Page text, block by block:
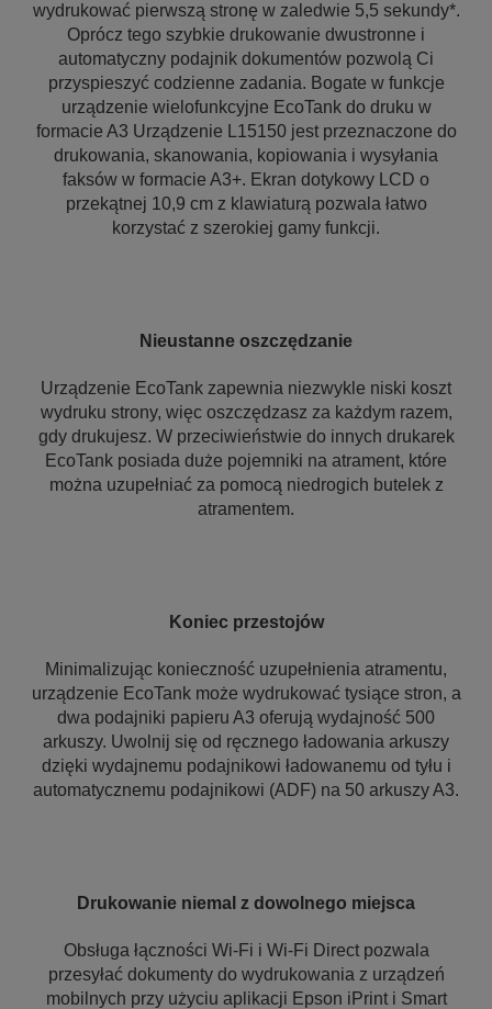
wydrukować pierwszą stronę w zaledwie 5,5 sekundy*.
Oprócz tego szybkie drukowanie dwustronne i
automatyczny podajnik dokumentów pozwolą Ci
przyspieszyć codzienne zadania. Bogate w funkcje
urządzenie wielofunkcyjne EcoTank do druku w
formacie A3 Urządzenie L15150 jest przeznaczone do
drukowania, skanowania, kopiowania i wysyłania
faksów w formacie A3+. Ekran dotykowy LCD o
przekątnej 10,9 cm z klawiaturą pozwala łatwo
korzystać z szerokiej gamy funkcji.
Nieustanne oszczędzanie
Urządzenie EcoTank zapewnia niezwykle niski koszt
wydruku strony, więc oszczędzasz za każdym razem,
gdy drukujesz. W przeciwieństwie do innych drukarek
EcoTank posiada duże pojemniki na atrament, które
można uzupełniać za pomocą niedrogich butelek z
atramentem.
Koniec przestojów
Minimalizując konieczność uzupełnienia atramentu,
urządzenie EcoTank może wydrukować tysiące stron, a
dwa podajniki papieru A3 oferują wydajność 500
arkuszy. Uwolnij się od ręcznego ładowania arkuszy
dzięki wydajnemu podajnikowi ładowanemu od tyłu i
automatycznemu podajnikowi (ADF) na 50 arkuszy A3.
Drukowanie niemal z dowolnego miejsca
Obsługa łączności Wi-Fi i Wi-Fi Direct pozwala
przesyłać dokumenty do wydrukowania z urządzeń
mobilnych przy użyciu aplikacji Epson iPrint i Smart